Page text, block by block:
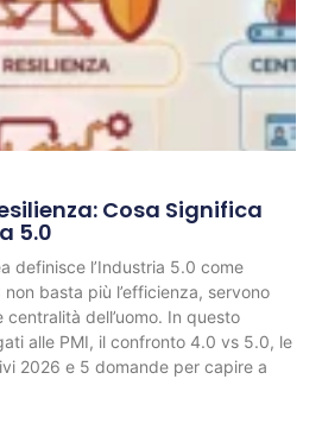
Cosa Significa
5.0
definisce l’Industria 5.0 come
basta più l’efficienza, servono
dell’uomo. In questo
alle PMI, il confronto 4.0 vs 5.0, le
2026 e 5 domande per capire a